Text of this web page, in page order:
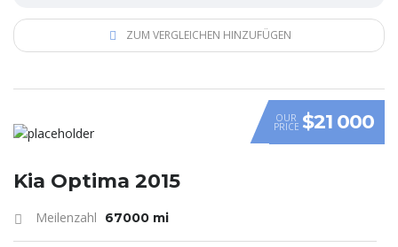
ZUM VERGLEICHEN HINZUFÜGEN
OUR
PRICE $21 000
Kia Optima 2015
Meilenzahl 67000 mi